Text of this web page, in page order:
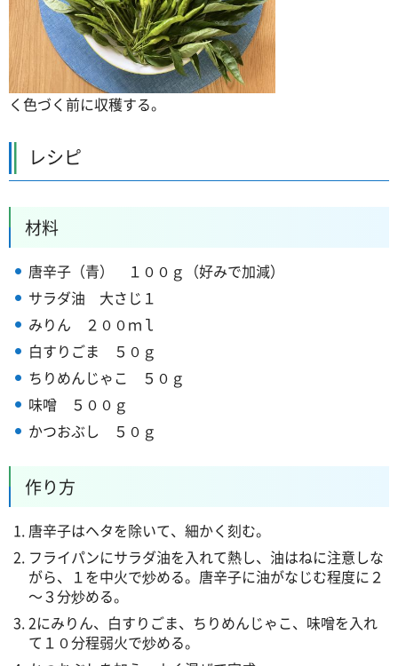
く色づく前に収穫する。
レシピ
材料
唐辛子（青）
１００ｇ（好みで加減）
サラダ油
大さじ１
みりん ２００ｍｌ
白すりごま ５０ｇ
ちりめんじゃこ ５０ｇ
味噌
５００ｇ
かつおぶし
５０ｇ
作り方
唐辛子はヘタを除いて、細かく刻む。
フライパンにサラダ油を入れて熱し、油はねに注意しな
がら、１を中火で炒める。唐辛子に油がなじむ程度に２
～３分炒める。
2にみりん、白すりごま、ちりめんじゃこ、味噌を入れ
て１０分程弱火で炒める。